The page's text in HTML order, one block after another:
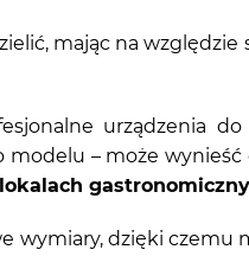
mając na względzie
urządzenia
– może
wymiary, dzięki czemu